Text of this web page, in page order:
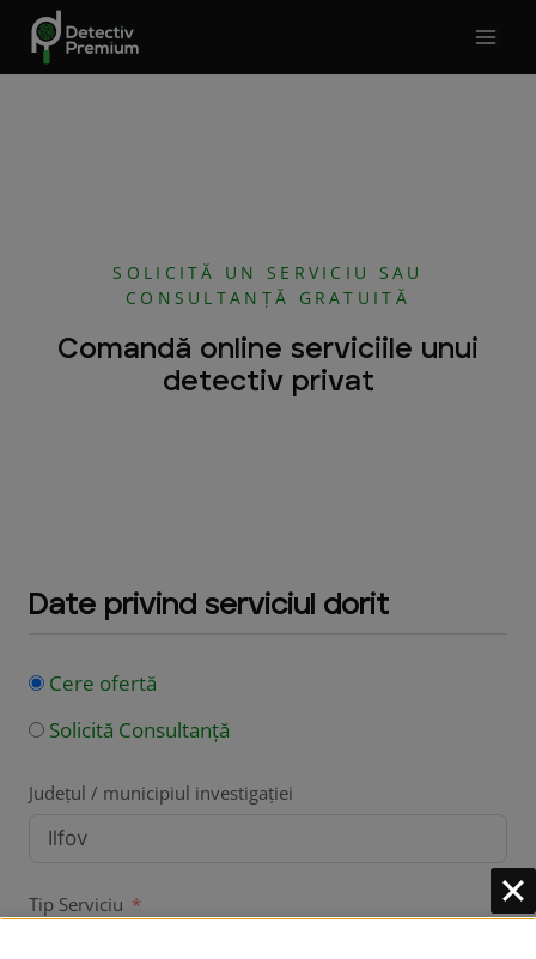
Skip
content
SOLICITĂ UN SERVICIU SAU
CONSULTANȚĂ GRATUITĂ
Comandă online serviciile unui
detectiv privat
Date privind serviciul dorit
Cere ofertă
Solicită Consultanță
Județul / municipiul investigației
Tip Serviciu